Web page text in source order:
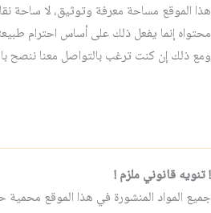
هذا الموقع مساحة معرفة وتوثيق، لا ساحة
محتواه إنما يفعل ذلك على أساس احترام
ومع ذلك إن كنت ترغب بالتواصل معنا ننصح
! تنويه قانوني ملزم !
جميع المواد المنشورة في هذا الموقع محمية